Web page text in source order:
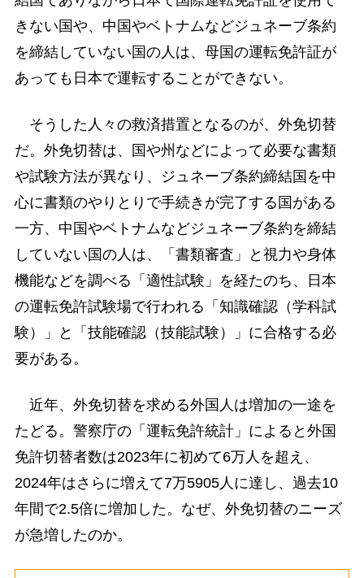
きない国や、中国やベトナムなどジュネーブ条約
を締結していない国の人は、母国の運転免許証が
あっても日本で運転することができない。
そうした人々の救済措置となるのが、外免切替
だ。外免切替は、国や州などによって必要な書類
や試験方法が異なり、ジュネーブ条約締結国を中
心に書類のやりとりで手続きが完了する国がある
一方、中国やベトナムなどジュネーブ条約を締結
していない国の人は、「書類審査」と視力や身体
機能などを調べる「適性試験」を経たのち、日本
の運転免許試験場で行われる「知識確認（学科試
験）」と「技能確認（技能試験）」に合格する必
要がある。
近年、外免切替を求める外国人は増加の一途を
たどる。警察庁の「運転免許統計」によると外国
免許切替者数は2023年に初めて6万人を超え、
2024年はさらに増えて7万5905人に達し、過去10
年間で2.5倍に増加した。なぜ、外免切替のニーズ
が急増したのか。